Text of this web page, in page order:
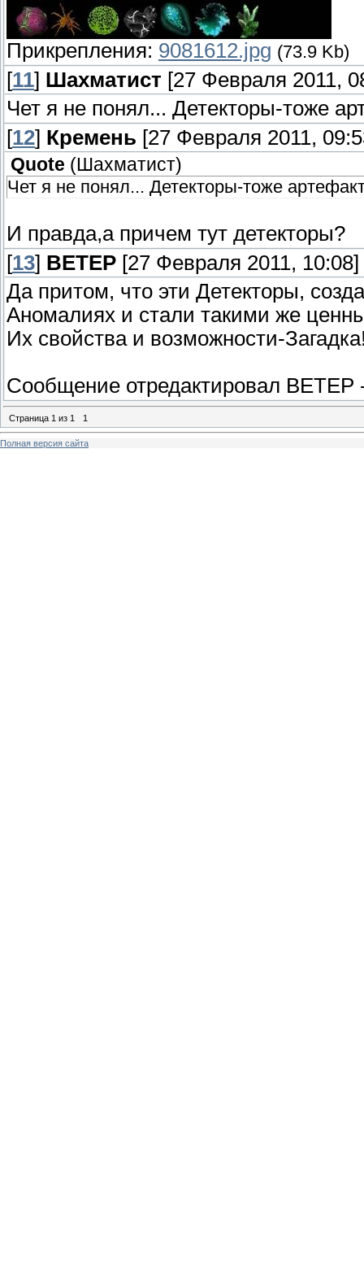
Прикрепления: 9081612.jpg (73.9 Kb)
[11] Шахматист [27 Февраля 2011,
Чет я не понял... Детекторы-тоже
[12] Кремень [27 Февраля 2011,
Quote ( Шахматист)
Чет я не понял... Детекторы-тоже
И правда,а причем тут детекторы?
[13] ВЕТЕР [27 Февраля 2011, 10:08]
Да притом, что эти Детекторы,
Аномалиях и стали такими же
Их свойства и возможности-
Сообщение отредактировал ВЕТЕР
Страница 1 из 1 1
Полная версия сайта